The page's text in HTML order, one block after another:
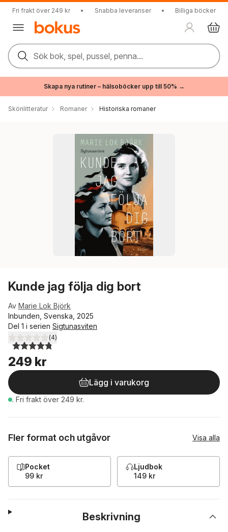
Fri frakt över 249 kr • Snabba leveranser • Billiga böcker
Sök bok, spel, pussel, penna...
Skapa nya rutiner – hälsoböcker upp till 50% →
Skönlitteratur Romaner Historiska romaner
Kunde jag följa dig bort
Av Marie Lok Björk
Inbunden, Svenska, 2025
Del 1 i serien Sigtunasviten
4,8utav 5 stjärnor. Totalt antal röster:
(4)
249 kr
Lägg i varukorg
. Fri frakt över 249 kr.
Fler format och utgåvor Visa alla
Pocket
99 kr
Ljudbok
149 kr
Beskrivning